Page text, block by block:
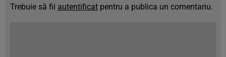
Trebuie să fii autentificat pentru a publica un comentariu.